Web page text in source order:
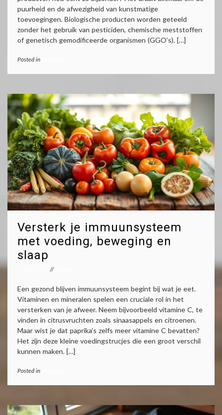
puurheid en de afwezigheid van kunstmatige
toevoegingen. Biologische producten worden geteeld
zonder het gebruik van pesticiden, chemische meststoffen
of genetisch gemodificeerde organismen (GGO’s). […]
Posted in
Versterk je immuunsysteem
met voeding, beweging en
slaap
Een gezond blijven immuunsysteem begint bij wat je eet.
Vitaminen en mineralen spelen een cruciale rol in het
versterken van je afweer. Neem bijvoorbeeld vitamine C, te
vinden in citrusvruchten zoals sinaasappels en citroenen.
Maar wist je dat paprika’s zelfs meer vitamine C bevatten?
Het zijn deze kleine voedingstrucjes die een groot verschil
kunnen maken. […]
Posted in